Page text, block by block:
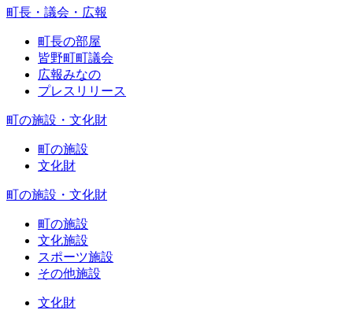
町長・議会・広報
町長の部屋
皆野町町議会
広報みなの
プレスリリース
町の施設・文化財
町の施設
文化財
町の施設・文化財
町の施設
文化施設
スポーツ施設
その他施設
文化財